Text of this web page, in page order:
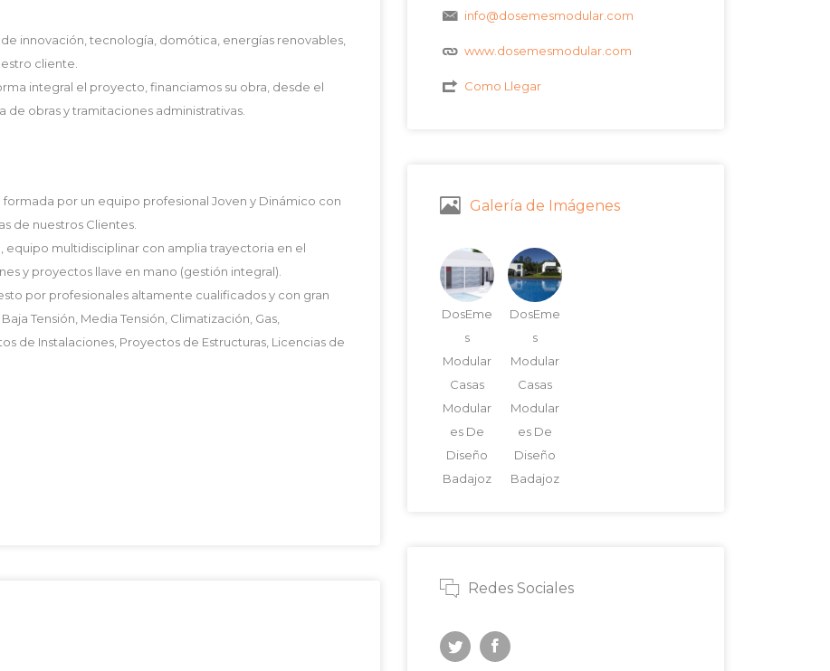
innovación, tecnología, domótica, energías renovables,
cliente.
integral el proyecto, financiamos su obra, desde el
obras y tramitaciones administrativas.
formada por un equipo profesional Joven y Dinámico con
de nuestros Clientes.
equipo multidisciplinar con amplia trayectoria en el
y proyectos llave en mano (gestión integral).
por profesionales altamente cualificados y con gran
Tensión, Media Tensión, Climatización, Gas,
de Instalaciones, Proyectos de Estructuras, Licencias de
info@dosemesmodular.com
www.dosemesmodular.com
Como Llegar
Galería de Imágenes
DosEme
s
Modular
Casas
Modular
es De
Diseño
Badajoz
DosEme
s
Modular
Casas
Modular
es De
Diseño
Badajoz
Redes Sociales